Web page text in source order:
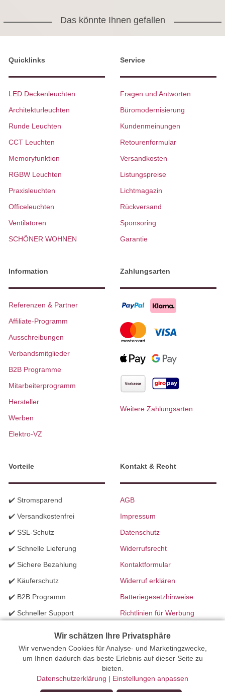
Das könnte Ihnen gefallen
Quicklinks
LED Deckenleuchten
Architekturleuchten
Runde Leuchten
CCT Leuchten
Memoryfunktion
RGBW Leuchten
Praxisleuchten
Officeleuchten
Ventilatoren
SCHÖNER WOHNEN
Service
Fragen und Antworten
Büromodernisierung
Kundenmeinungen
Retourenformular
Versandkosten
Listungspreise
Lichtmagazin
Rückversand
Sponsoring
Garantie
Information
Referenzen & Partner
Affiliate-Programm
Ausschreibungen
Verbandsmitglieder
B2B Programme
Mitarbeiterprogramm
Hersteller
Werben
Elektro-VZ
Zahlungsarten
Weitere Zahlungsarten
Vorteile
✔️ Stromsparend
✔️ Versandkostenfrei
✔️ SSL-Schutz
✔️ Schnelle Lieferung
✔️ Sichere Bezahlung
✔️ Käuferschutz
✔️ B2B Programm
✔️ Schneller Support
Kontakt & Recht
AGB
Impressum
Datenschutz
Widerrufsrecht
Kontaktformular
Widerruf erklären
Batteriegesetzhinweise
Richtlinien für Werbung
Ihr Onlinefachhandel für Beleuchtung seit 2012 | Erstellt mit
peleides.io
Wir schätzen Ihre Privatsphäre
Wir verwenden Cookies für Analyse- und Marketingzwecke,
um Ihnen dadurch das beste Erlebnis auf dieser Seite zu
bieten.
Datenschutzerklärung | Einstellungen anpassen